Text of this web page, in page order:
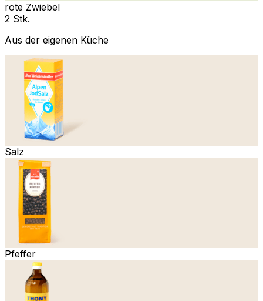
rote Zwiebel
2 Stk.
Aus der eigenen Küche
Salz
Pfeffer